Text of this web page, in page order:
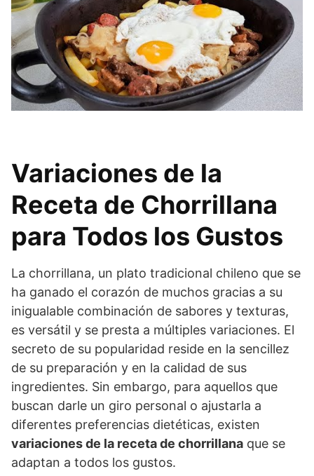
Variaciones de la
Receta de Chorrillana
para Todos los Gustos
La chorrillana, un plato tradicional chileno que se
ha ganado el corazón de muchos gracias a su
inigualable combinación de sabores y texturas,
es versátil y se presta a múltiples variaciones. El
secreto de su popularidad reside en la sencillez
de su preparación y en la calidad de sus
ingredientes. Sin embargo, para aquellos que
buscan darle un giro personal o ajustarla a
diferentes preferencias dietéticas, existen
variaciones de la receta de chorrillana que se
adaptan a todos los gustos.